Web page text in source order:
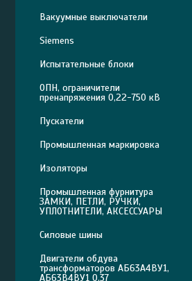
Вакуумные выключатели
Siemens
Испытательные блоки
ОПН, ограничители
пренапряжения 0,22-750 кВ
Пускатели
Промышленная маркировка
Изоляторы
Промышленная фурнитура
ЗАМКИ, ПЕТЛИ, РУЧКИ,
УПЛОТНИТЕЛИ, АКСЕССУАРЫ
Силовые шины
Двигатели обдува
трансформаторов АБ63А4ВУ1,
АБ63В4ВУ1 0,37